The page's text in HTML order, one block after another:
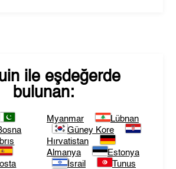
ile eşdeğerde
bulunan:
Myanmar
Lübnan
Güney Kore
Hırvatistan
Almanya
Estonya
İsrail
Tunus